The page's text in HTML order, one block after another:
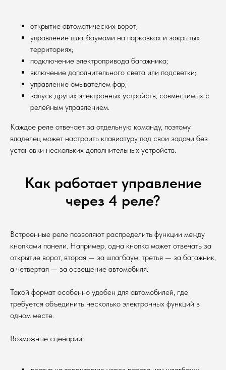
открытие автоматических ворот;
управление шлагбаумами на парковках и закрытых
территориях;
подключение электропривода багажника;
включение дополнительного света или подсветки;
управление омывателем фар;
запуск других электронных устройств, совместимых с
релейным управлением.
Каждое реле отвечает за отдельную команду, поэтому
владелец может настроить клавиатуру под свои задачи без
установки нескольких дополнительных устройств.
Как работает управление
через 4 реле?
Встроенные реле позволяют распределить функции между
кнопками панели. Например, одна кнопка может отвечать за
открытие ворот, вторая — за шлагбаум, третья — за багажник,
а четвертая — за освещение автомобиля.
Такой формат особенно удобен для автомобилей, где
требуется объединить несколько электронных функций в
одном месте.
Возможные сценарии: